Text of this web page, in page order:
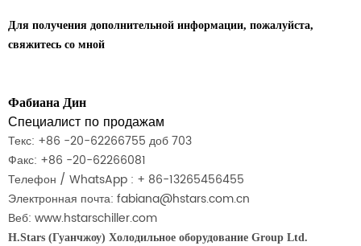
Для получения дополнительной информации, пожалуйста,
свяжитесь со мной
Фабиана Дин
Специалист по продажам
Текс: +86 -20-62266755 доб 703
Факс: +86 -20-62266081
Телефон / WhatsApp : + 86-13265456455
Электронная почта: fabiana@hstars.com.cn
Веб: www.hstarschiller.com
H.Stars (Гуанчжоу) Холодильное оборудование Group Ltd.